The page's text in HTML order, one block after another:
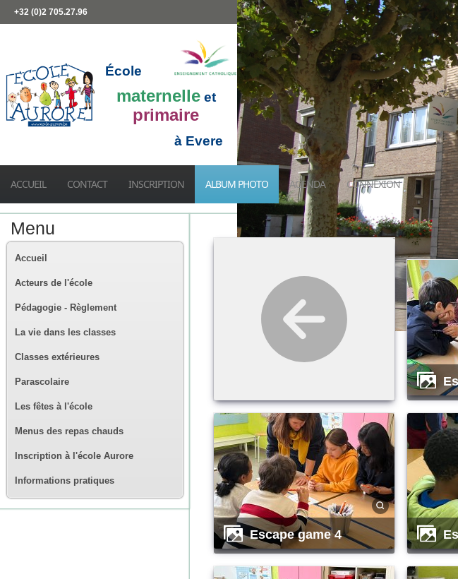
+32 (0)2 705.27.96
École
maternelle et
primaire
à Evere
ACCUEIL CONTACT INSCRIPTION ALBUM PHOTO AGENDA CONNEXION
Menu
Accueil
Acteurs de l'école
Pédagogie - Règlement
La vie dans les classes
Classes extérieures
Parascolaire
Les fêtes à l'école
Menus des repas chauds
Inscription à l'école Aurore
Informations pratiques
escape game 4